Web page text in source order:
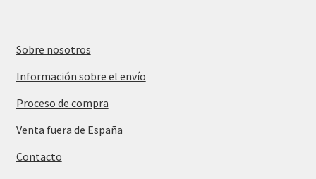
Sobre nosotros
Información sobre el envío
Proceso de compra
Venta fuera de España
Contacto